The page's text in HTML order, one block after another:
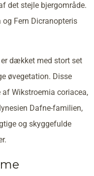
det stejle bjergområde.
Fern Dicranopteris
dækket med stort set
øvegetation. Disse
Wikstroemia coriacea,
Dafne-familien,
og skyggefulde